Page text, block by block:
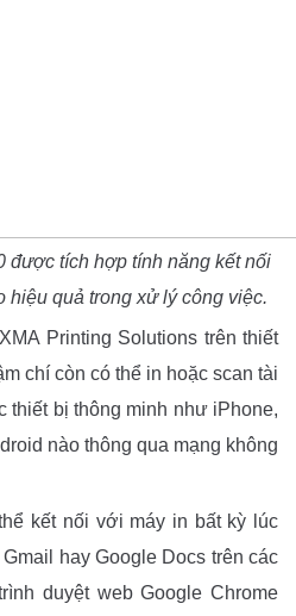
được tích hợp tính năng kết nối
hiệu quả trong xử lý công việc.
Printing Solutions trên thiết
chí còn có thể in hoặc scan tài
thiết bị thông minh như iPhone,
nào thông qua mạng không
kết nối với máy in bất kỳ lúc
hay Google Docs trên các
duyệt web Google Chrome